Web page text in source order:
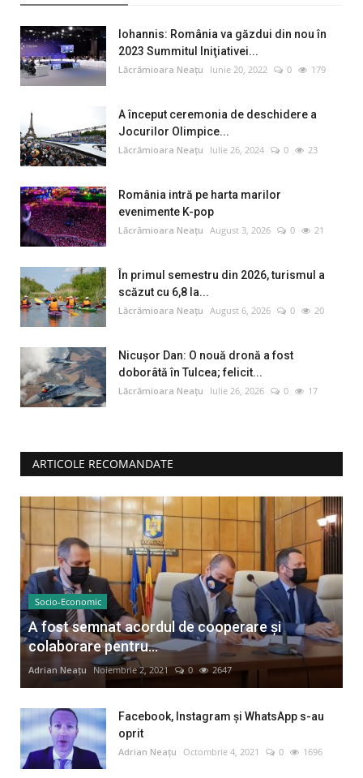
Iohannis: România va găzdui din nou în
2023 Summitul Iniţiativei...
Lăcrămioara Neațu Iunie 20, 2022 0 179
A început ceremonia de deschidere a
Jocurilor Olimpice...
Lăcrămioara Neațu Iulie 26, 2024 0 23
România intră pe harta marilor
evenimente K-pop
Lăcrămioara Neațu August 3, 2026 0 21
În primul semestru din 2026, turismul a
scăzut cu 6,8 la...
Lăcrămioara Neațu August 6, 2026 0 20
Nicușor Dan: O nouă dronă a fost
doborâtă în Tulcea; felicit...
Lăcrămioara Neațu Iulie 26, 2026 0 17
ARTICOLE RECOMANDATE
Socio-Economic
A fost semnat acordul de cooperare și
colaborare pentru...
Adrian Neațu Noiembrie 2, 2021 0 2647
Facebook, Instagram și WhatsApp s-au
oprit
Adrian Neațu Octombrie 4, 2021 0 1696